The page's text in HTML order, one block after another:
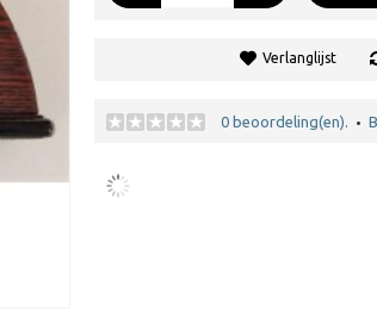
Verlanglijst
0 beoordeling(en). •